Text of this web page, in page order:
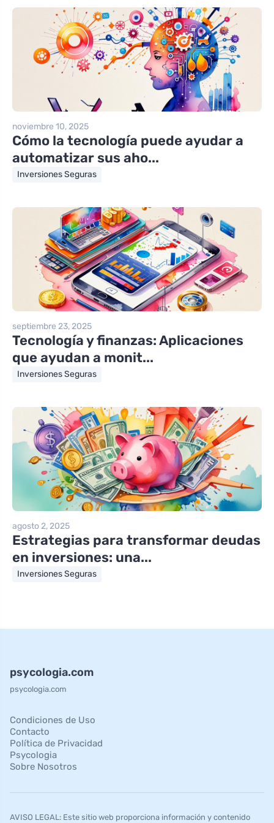
noviembre 10, 2025
Cómo la tecnología puede ayudar a
automatizar sus aho...
Inversiones Seguras
septiembre 23, 2025
Tecnología y finanzas: Aplicaciones
que ayudan a monit...
Inversiones Seguras
agosto 2, 2025
Estrategias para transformar deudas
en inversiones: una...
Inversiones Seguras
psycologia.com
psycologia.com
Condiciones de Uso
Contacto
Política de Privacidad
Psycologia
Sobre Nosotros
AVISO LEGAL: Este sitio web proporciona información y contenido